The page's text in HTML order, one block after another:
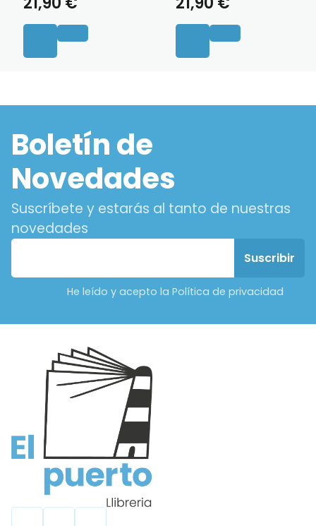
Boletín de
Novedades
Suscríbete y estarás al tanto de nuestras
novedades
He leído y acepto la Política de privacidad